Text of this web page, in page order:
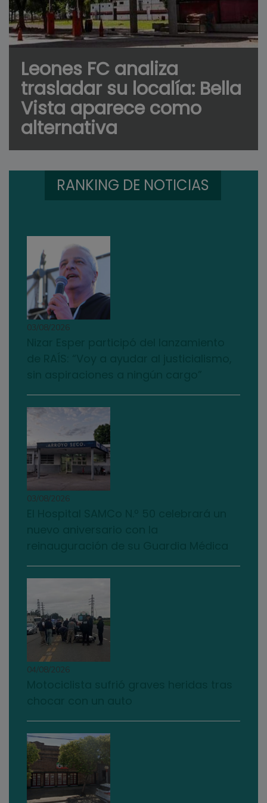
Leones FC analiza
trasladar su localía: Bella
Vista aparece como
alternativa
RANKING DE NOTICIAS
03/08/2026
03/08/2026
04/08/2026